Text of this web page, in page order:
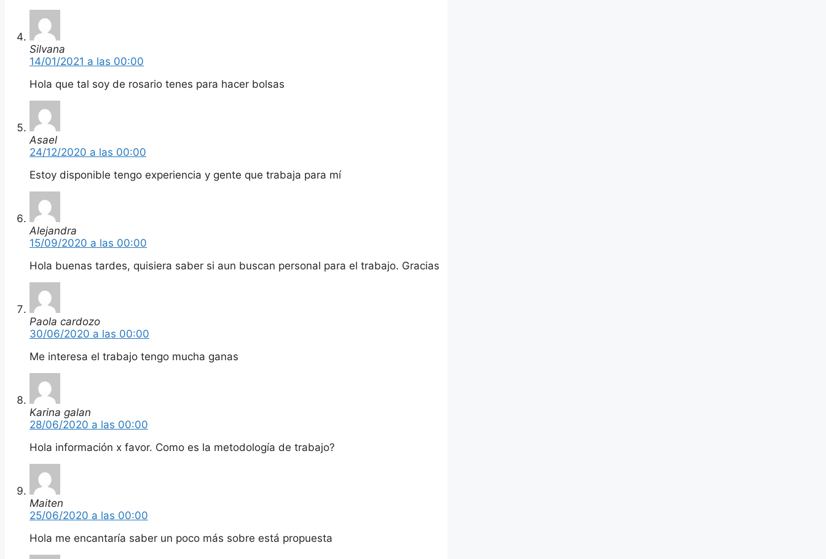
Silvana
14/01/2021 a las 00:00
Hola que tal soy de rosario tenes para hacer bolsas
Asael
24/12/2020 a las 00:00
Estoy disponible tengo experiencia y gente que trabaja para mí
Alejandra
15/09/2020 a las 00:00
Hola buenas tardes, quisiera saber si aun buscan personal para el trabajo. Gracias
Paola cardozo
30/06/2020 a las 00:00
Me interesa el trabajo tengo mucha ganas
Karina galan
28/06/2020 a las 00:00
Hola información x favor. Como es la metodología de trabajo?
Maiten
25/06/2020 a las 00:00
Hola me encantaría saber un poco más sobre está propuesta